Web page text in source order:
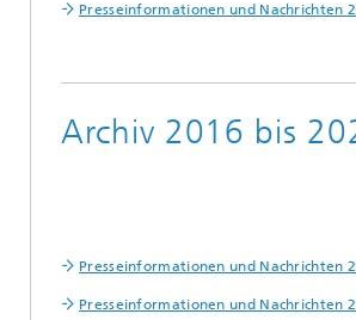
Presseinformationen und Nachrichten
Archiv 2016 bis
Presseinformationen und Nachrichten
Presseinformationen und Nachrichten